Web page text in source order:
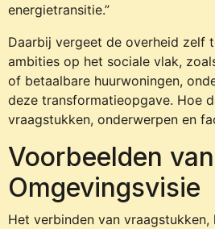
energietransitie.”
Daarbij vergeet de overheid zelf
ambities op het sociale vlak,
of betaalbare huurwoningen,
deze transformatieopgave. Hoe
vraagstukken, onderwerpen en
Voorbeelden
Omgevingsvisie
Het verbinden van